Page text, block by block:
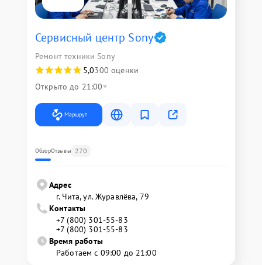
Сервисный центр Sony
Ремонт техники Sony
5,0300 оценки
Открыто до 21:00
Маршрут
ОбзорОтзывы 270
Адрес
г. Чита, ул. Журавлёва, 79
Контакты
+7 (800) 301-55-83
+7 (800) 301-55-83
Время работы
Работаем с 09:00 до 21:00